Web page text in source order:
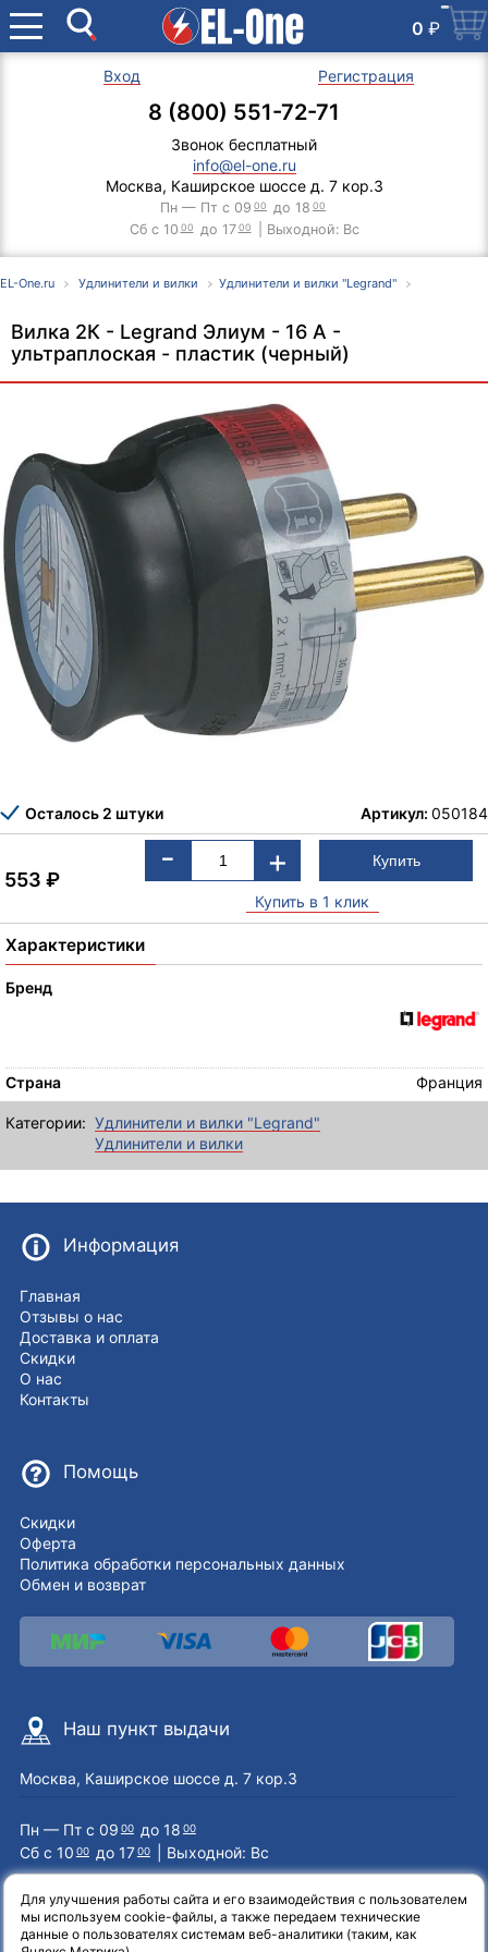
0 ₽
Вход Регистрация
8 (800) 551-72-71
Звонок бесплатный
info@el-one.ru
Москва, Каширское шоссе д. 7 кор.3
Пн — Пт с 09 00 до 18 00
Сб с 10 00 до 17 00 | Выходной: Вс
EL-One.ru Удлинители и вилки Удлинители и вилки "Legrand"
Вилка 2К - Legrand Элиум - 16 А -
ультраплоская - пластик (черный)
Осталось 2 штуки Артикул: 050184
553₽
- +
Купить в 1 клик
Характеристики
Бренд
Страна Франция
Категории: Удлинители и вилки "Legrand"
Удлинители и вилки
Информация
Главная
Отзывы о нас
Доставка и оплата
Скидки
О нас
Контакты
Помощь
Скидки
Оферта
Политика обработки персональных данных
Обмен и возврат
Наш пункт выдачи
Москва, Каширское шоссе д. 7 кор.3
Пн — Пт с 09 00 до 18 00
Сб с 10 00 до 1700 | Выходной: Вс
Наши контакты
Для улучшения работы сайта и его взаимодействия с пользователем
мы используем cookie-файлы, а также передаем технические
данные о пользователях системам веб-аналитики (таким, как